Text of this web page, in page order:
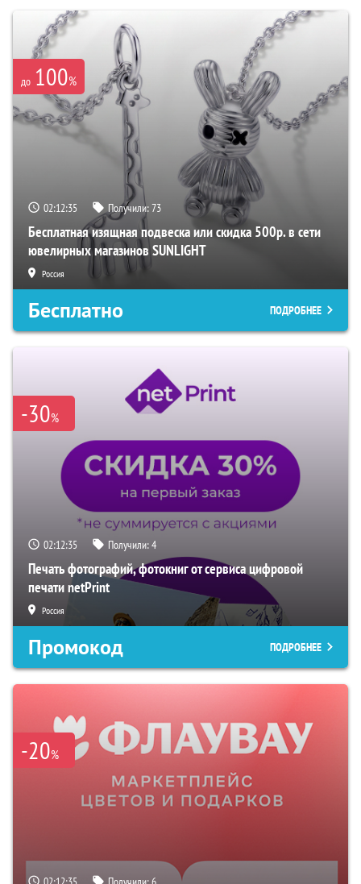
до 100%
02:12:34 Получили:73
Бесплатная изящная подвеска или скидка 500р. в сети
ювелирных магазинов SUNLIGHT
Россия
Бесплатно ПОДРОБНЕЕ
-30%
02:12:34 Получили:4
Печать фотографий, фотокниг от сервиса цифровой
печати netPrint
Россия
Промокод ПОДРОБНЕЕ
-20%